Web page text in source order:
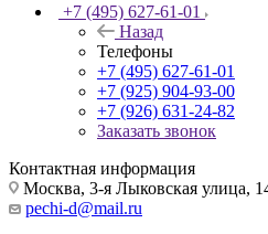
+7 (495) 627-61-01
Назад
Телефоны
+7 (495) 627-61-01
+7 (925) 904-93-00
+7 (926) 631-24-82
Заказать звонок
Контактная информация
Москва, 3-я Лыковская улица,
pechi-d@mail.ru